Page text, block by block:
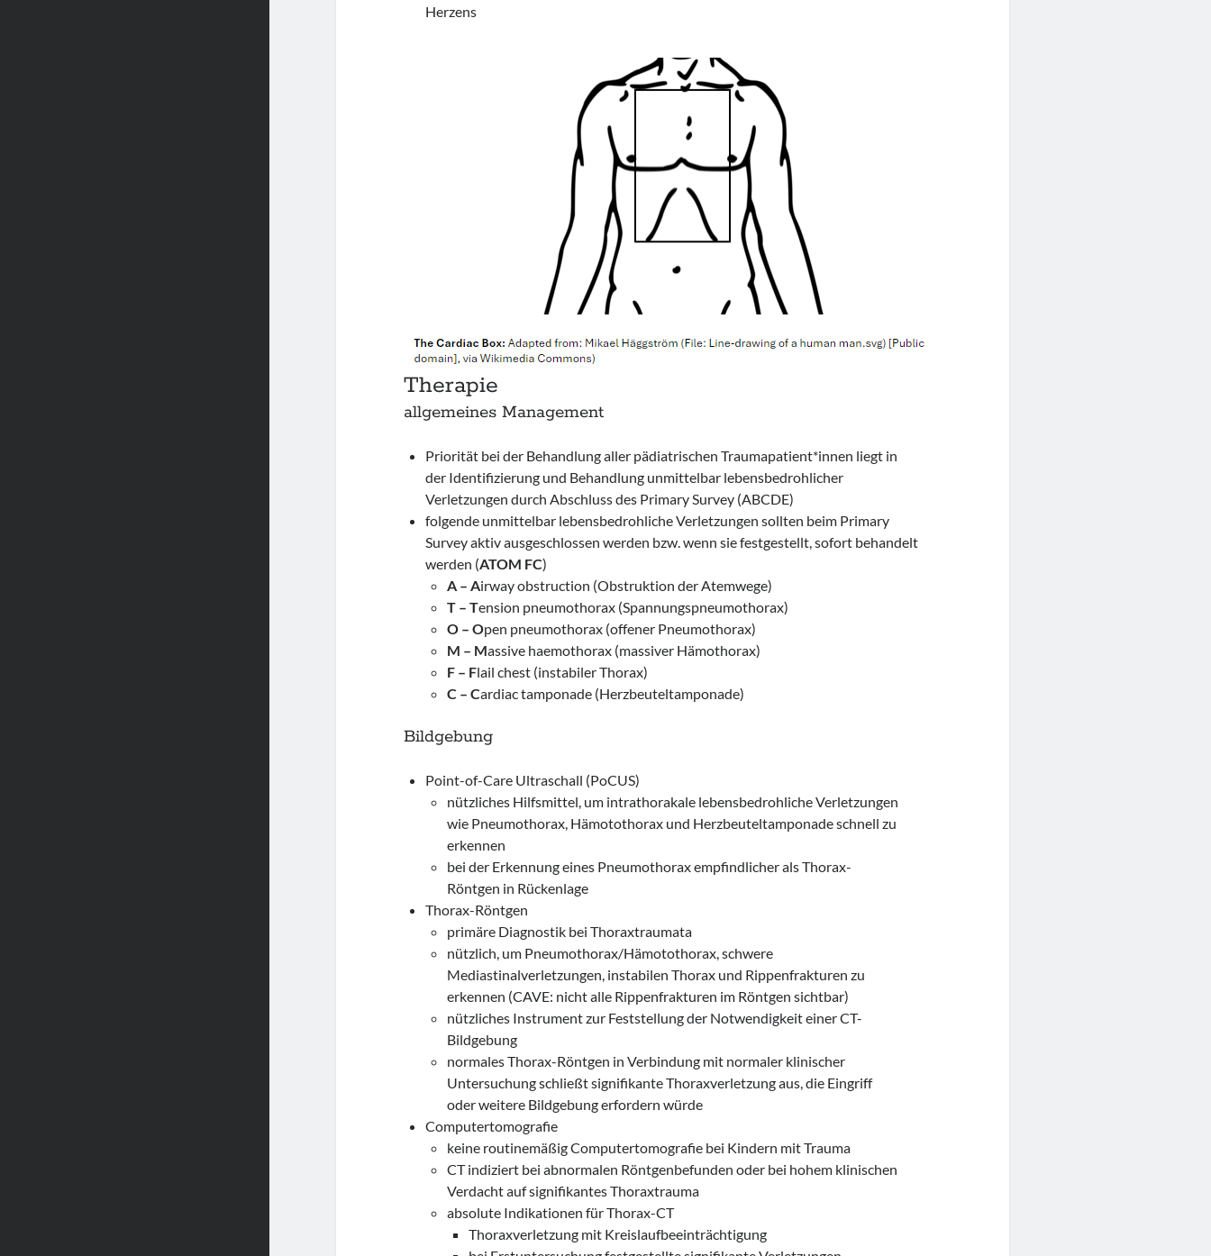
Herzens
Therapie
allgemeines Management
Priorität bei der Behandlung aller pädiatrischen Traumapatient*innen liegt in
der Identifizierung und Behandlung unmittelbar lebensbedrohlicher
Verletzungen durch Abschluss des Primary Survey (ABCDE)
folgende unmittelbar lebensbedrohliche Verletzungen sollten beim Primary
Survey aktiv ausgeschlossen werden bzw. wenn sie festgestellt, sofort behandelt
werden (ATOM FC)
A – Airway obstruction (Obstruktion der Atemwege)
T – Tension pneumothorax (Spannungspneumothorax)
O – Open pneumothorax (offener Pneumothorax)
M – Massive haemothorax (massiver Hämothorax)
F – Flail chest (instabiler Thorax)
C – Cardiac tamponade (Herzbeuteltamponade)
Bildgebung
Point-of-Care Ultraschall (PoCUS)
nützliches Hilfsmittel, um intrathorakale lebensbedrohliche Verletzungen
wie Pneumothorax, Hämotothorax und Herzbeuteltamponade schnell zu
erkennen
bei der Erkennung eines Pneumothorax empfindlicher als Thorax-
Röntgen in Rückenlage
Thorax-Röntgen
primäre Diagnostik bei Thoraxtraumata
nützlich, um Pneumothorax/Hämotothorax, schwere
Mediastinalverletzungen, instabilen Thorax und Rippenfrakturen zu
erkennen (CAVE: nicht alle Rippenfrakturen im Röntgen sichtbar)
nützliches Instrument zur Feststellung der Notwendigkeit einer CT-
Bildgebung
normales Thorax-Röntgen in Verbindung mit normaler klinischer
Untersuchung schließt signifikante Thoraxverletzung aus, die Eingriff
oder weitere Bildgebung erfordern würde
Computertomografie
keine routinemäßig Computertomografie bei Kindern mit Trauma
CT indiziert bei abnormalen Röntgenbefunden oder bei hohem klinischen
Verdacht auf signifikantes Thoraxtrauma
absolute Indikationen für Thorax-CT
Thoraxverletzung mit Kreislaufbeeinträchtigung